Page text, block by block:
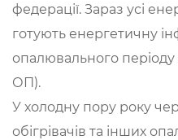
федерації. Зараз усі
готують енергетичну
опалювального періоду
ОП).
У холодну пору року
обігрівачів та інших